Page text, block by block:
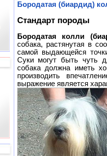
Бородатая (биардид)
Стандарт породы
Бородатая колли
собака, растянутая в
самой выдающейся
Суки могут быть чуть
собака должна иметь
производить
выражение является